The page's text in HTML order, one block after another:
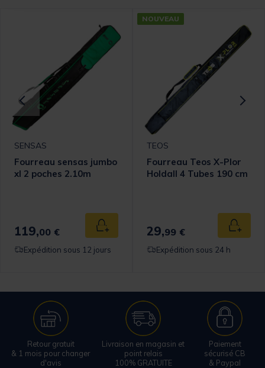
panier
SENSAS
Fourreau sensas jumbo
xl 2 poches 2.10m
119,00 € Ajouter au panier
Expédition sous 12 jours
NOUVEAU
TEOS
Fourreau Teos X-Plor
Holdall 4 Tubes 190 cm
29,99 €
Expédition sous 24 h
Retour gratuit
& 1 mois pour changer
d'avis
Livraison en magasin et
point relais
100% GRATUITE
Paiement
sécurisé CB
& Paypal